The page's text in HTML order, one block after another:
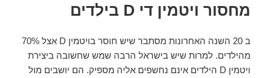
מחסור ויטמין די D בילדים
ב 20 השנה האחרונות מסתבר שיש חוסר בויטמין D אצל 70%
מהילדים. למרות שיש בישראל הרבה שמש שחשובה ביצירת
ויטמין D הילדים אינם נחשפים אליה מספיק. הם יושבים מול